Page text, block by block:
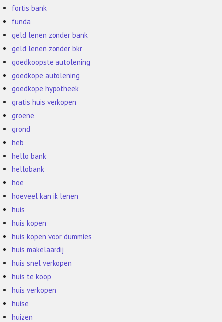
fortis bank
funda
geld lenen zonder bank
geld lenen zonder bkr
goedkoopste autolening
goedkope autolening
goedkope hypotheek
gratis huis verkopen
groene
grond
heb
hello bank
hellobank
hoe
hoeveel kan ik lenen
huis
huis kopen
huis kopen voor dummies
huis makelaardij
huis snel verkopen
huis te koop
huis verkopen
huise
huizen